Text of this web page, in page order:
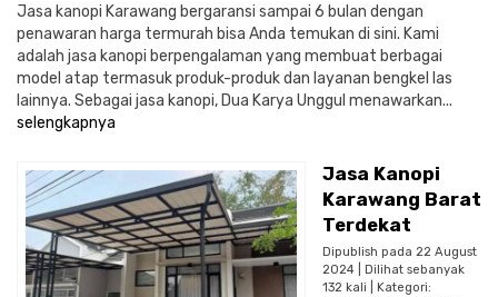
Jasa kanopi Karawang bergaransi sampai 6 bulan dengan
penawaran harga termurah bisa Anda temukan di sini. Kami
adalah jasa kanopi berpengalaman yang membuat berbagai
model atap termasuk produk-produk dan layanan bengkel las
lainnya. Sebagai jasa kanopi, Dua Karya Unggul menawarkan...
selengkapnya
Jasa Kanopi
Karawang Barat
Terdekat
Dipublish pada 22 August
2024 | Dilihat sebanyak
132 kali | Kategori: